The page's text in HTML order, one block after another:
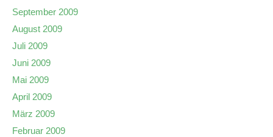
September 2009
August 2009
Juli 2009
Juni 2009
Mai 2009
April 2009
März 2009
Februar 2009